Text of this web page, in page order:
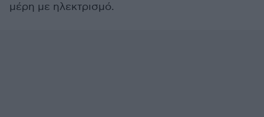
μέρη με ηλεκτρισμό.